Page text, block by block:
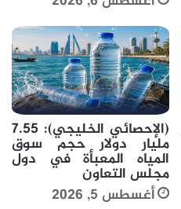
(الإحصائي الخليجي): 7.55
مليار دولار حجم سوق
المياه المعبأة في دول
مجلس التعاون
أغسطس 5, 2026